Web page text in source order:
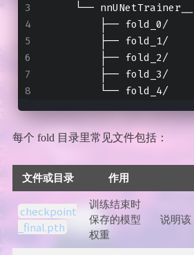
└──
        ├── fold_0/
        ├── fold_1/
        ├── fold_2/
        ├── fold_3/
        └── fold_4/
每个 fold 目录里常见文件包括：
文件或目录 作用
checkpoint
_final.pth
训练结束时
保存的模型
权重
说明该